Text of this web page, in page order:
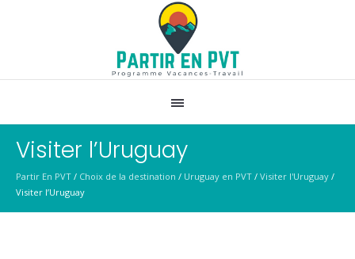
Visiter l’Uruguay
Partir En PVT / Choix de la destination / Uruguay en PVT / Visiter l'Uruguay /
Visiter l’Uruguay